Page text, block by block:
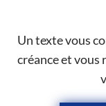
Un texte vous
créance et vous